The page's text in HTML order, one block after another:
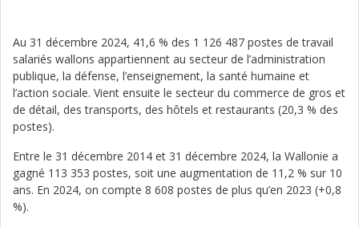
Au 31 décembre 2024, 41,6 % des 1 126 487 postes de travail
salariés wallons appartiennent au secteur de l’administration
publique, la défense, l’enseignement, la santé humaine et
l’action sociale. Vient ensuite le secteur du commerce de gros et
de détail, des transports, des hôtels et restaurants (20,3 % des
postes).
Entre le 31 décembre 2014 et 31 décembre 2024, la Wallonie a
gagné 113 353 postes, soit une augmentation de 11,2 % sur 10
ans. En 2024, on compte 8 608 postes de plus qu’en 2023 (+0,8
%).